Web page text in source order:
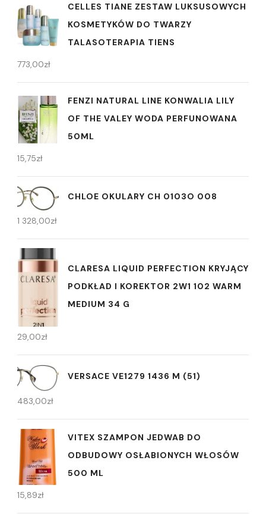
CELLES TIANE ZESTAW LUKSUSOWYCH
KOSMETYKÓW DO TWARZY
TALASOTERAPIA TIENS
773,00zł
FENZI NATURAL LINE KONWALIA LILY
OF THE VALEY WODA PERFUNOWANA
50ML
15,75zł
CHLOE OKULARY CH 0103O 008
1 328,00zł
CLARESA LIQUID PERFECTION KRYJĄCY
PODKŁAD I KOREKTOR 2W1 102 WARM
MEDIUM 34 G
29,00zł
VERSACE VE1279 1436 M (51)
483,00zł
VITEX SZAMPON JEDWAB DO
ODBUDOWY OSŁABIONYCH WŁOSÓW
500 ML
15,89zł